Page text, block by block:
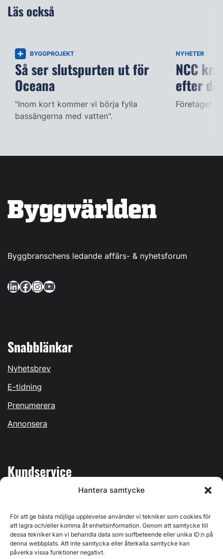
Hantera samtycke
För att ge bästa möjliga upplevelse använder vi tekniker som cookies för
att lagra och/eller komma åt enhetsinformation. Genom att samtycke till
dessa tekniker kan vi behandla data som surfbeteende eller unika ID:n på
denna webbplats. Att inte samtycka eller återkalla samtycke kan
påverka vissa funktioner negativt.
Läs också
BYGGPROJEKT
Så ser slutspurten ut för
Oceana
"Inom kort kommer vi börja fylla
bassängerna med vatten".
NYHETER
NCC
efter
Företaget
Byggbranschens ledande affärs- & nyhetsforum
LinkedIn Facebook InstagramYouTube
Snabblänkar
Nyhetsbrev
E-tidning
Prenumerera
Annonsera
Kundservice
Kontakta oss